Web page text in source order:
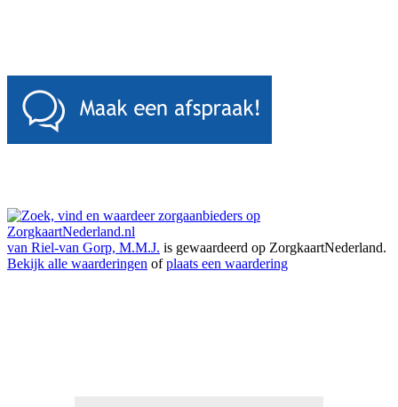
van Riel-van Gorp, M.M.J. is gewaardeerd op ZorgkaartNederland.
Bekijk alle waarderingen ofplaats een waardering